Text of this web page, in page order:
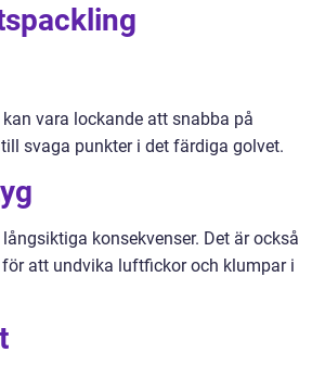
vara lockande att snabba på
svaga punkter i det färdiga golvet.
konsekvenser. Det är också
att undvika luftfickor och klumpar i